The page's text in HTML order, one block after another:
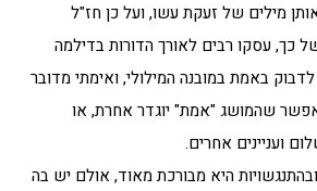
מילים של זעקת עשו, ועל כן חז"ל
כך, עסקו רבים לאורך הדורות בדילמה
באמת במובנה המילולי, ואימתי מדובר
אפשר שהמושג "אמת" יוגדר אחרת, או
ועניינים אחרים.
היא מבורכת מאוד, אולם יש בה